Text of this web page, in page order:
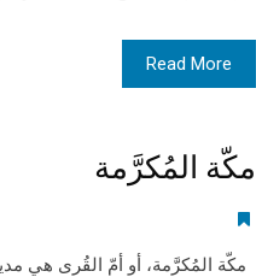
Read More
مكّة المُكرَّمة
مكّة المُكرَّمة، أو أمّ القُرى هي